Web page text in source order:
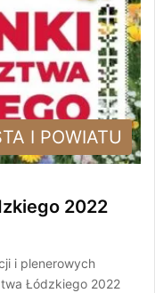
I POWIATU
2022
i plenerowych
Łódzkiego 2022